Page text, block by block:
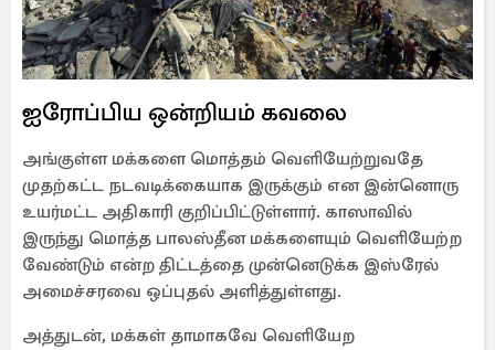
ஐரோப்பிய ஒன்றியம் கவலை
அங்குள்ள மக்களை மொத்தம் வெளியேற்றுவதே
முதற்கட்ட நடவடிக்கையாக இருக்கும் என இன்னொரு
உயர்மட்ட அதிகாரி குறிப்பிட்டுள்ளார். காஸாவில்
இருந்து மொத்த பாலஸ்தீன மக்களையும் வெளியேற்ற
வேண்டும் என்ற திட்டத்தை முன்னெடுக்க இஸ்ரேல்
அமைச்சரவை ஒப்புதல் அளித்துள்ளது.
அத்துடன், மக்கள் தாமாகவே வெளியேற